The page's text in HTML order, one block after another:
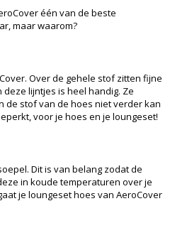
één van de beste
maar waarom?
Over de gehele stof zitten fijne
lijntjes is heel handig. Ze
de stof van de hoes niet verder kan
voor je hoes en je loungeset!
Dit is van belang zodat de
in koude temperaturen over je
je loungeset hoes van AeroCover